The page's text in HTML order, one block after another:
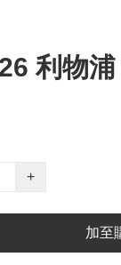
利物
+
加至